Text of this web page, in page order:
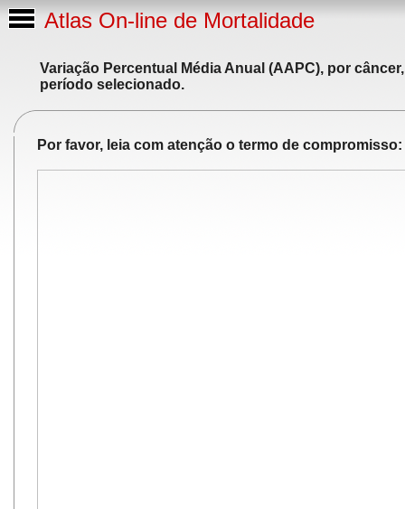
Atlas On-line de Mortalidade
Variação Percentual Média Anual (AAPC), por
período selecionado.
Por favor, leia com atenção o termo de compromisso: